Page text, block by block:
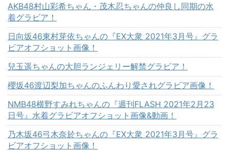
AKB48村山彩希ちゃん・茂木忍ちゃんの仲良し同期の水
着グラビア！
日向坂46東村芽依ちゃんの『EX大衆 2021年3月号』グラ
ビアオフショット画像！
兒玉遥ちゃんの大胆ランジェリー解禁グラビア！
櫻坂46渡辺梨加ちゃんのふんわり愛されグラビア画像！
NMB48横野すみれちゃんの『週刊FLASH 2021年2月23
日号』水着グラビアオフショット画像&動画！
乃木坂46弓木奈於ちゃんの『EX大衆 2021年3月号』グラ
ビアオフショット画像！